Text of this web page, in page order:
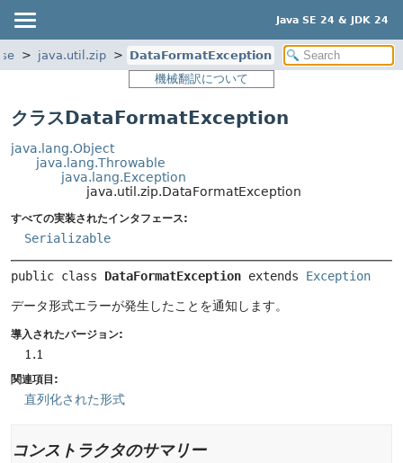
Java SE 24 & JDK 24
java.util.zip
DataFormatException
機械翻訳について
クラスDataFormatException
java.lang.Object
java.lang.Throwable
java.lang.Exception
java.util.zip.DataFormatException
すべての実装されたインタフェース:
Serializable
public class DataFormatException extends Exception
データ形式エラーが発生したことを通知します。
導入されたバージョン:
1.1
関連項目:
直列化された形式
コンストラクタのサマリー